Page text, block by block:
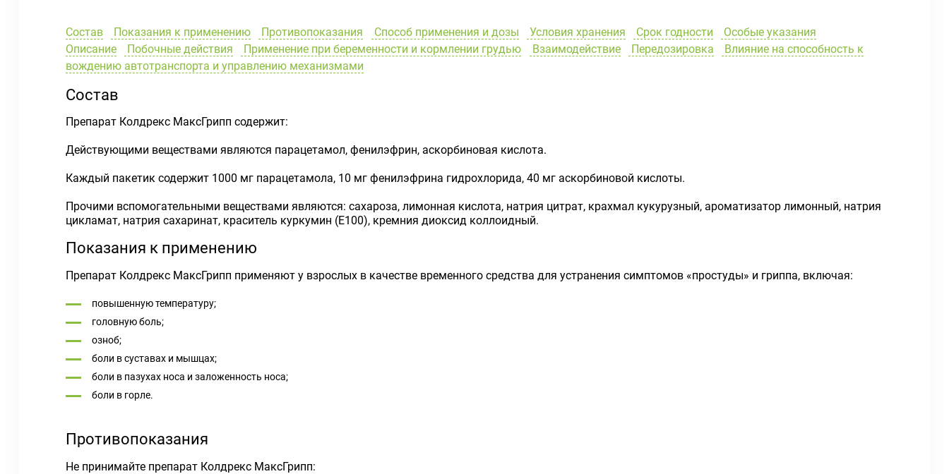
Состав Показания к применению Противопоказания Способ применения и дозы Условия хранения Срок годности
Особые указания
Описание
Побочные действия Применение при беременности и кормлении грудью Взаимодействие Передозировка
Влияние на способность к
вождению автотранспорта и управлению механизмами
Состав
Препарат Колдрекс МаксГрипп содержит:
Действующими веществами являются парацетамол, фенилэфрин, аскорбиновая кислота.
Каждый пакетик содержит 1000 мг парацетамола, 10 мг фенилэфрина гидрохлорида, 40 мг аскорбиновой кислоты.
Прочими вспомогательными веществами являются: сахароза, лимонная кислота, натрия цитрат, крахмал кукурузный, ароматизатор лимонный, натрия
цикламат, натрия сахаринат, краситель куркумин (Е100), кремния диоксид коллоидный.
Показания к применению
Препарат Колдрекс МаксГрипп применяют у взрослых в качестве временного средства для устранения симптомов «простуды» и гриппа, включая:
повышенную температуру;
головную боль;
озноб;
боли в суставах и мышцах;
боли в пазухах носа и заложенность носа;
боли в горле.
Противопоказания
Не принимайте препарат Колдрекс МаксГрипп: